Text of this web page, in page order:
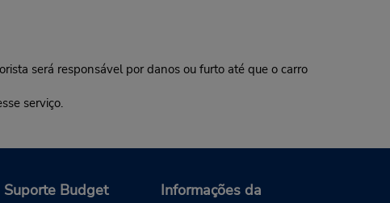
será responsável por danos ou furto até que o carro
serviço.
Suporte Budget
Informações da